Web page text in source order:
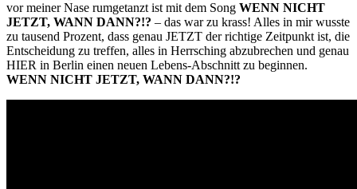
vor meiner Nase rumgetanzt ist mit dem Song WENN NICHT
JETZT, WANN DANN?!? – das war zu krass! Alles in mir wusste
zu tausend Prozent, dass genau JETZT der richtige Zeitpunkt ist, die
Entscheidung zu treffen, alles in Herrsching abzubrechen und genau
HIER in Berlin einen neuen Lebens-Abschnitt zu beginnen.
WENN NICHT JETZT, WANN DANN?!?